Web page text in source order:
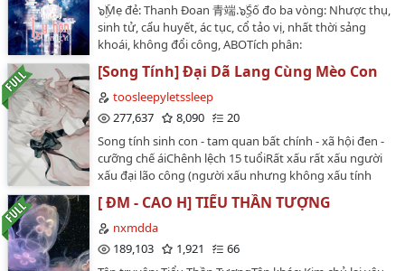
๖ۣۜMẹ đẻ: Thanh Đoan 青端.๖ۣۜSố đo ba vòng: Nhược thụ,
sinh tử, cẩu huyết, ác tục, cổ tảo vị, nhất thời sảng
khoái, không đổi công, ABOTích phân:
ưởng thọ theo sổ tử thần: Hoàn 58 tuổi + 0 lần chết
lâm sàn…
[Song Tính] Đại Dã Lang Cùng Mèo Con
toosleepyletssleep
277,637
8,090
20
Song tính sinh con - tam quan bất chính - xã hội đen -
cưỡng chế áiChênh lệch 15 tuổiRất xấu rất xấu người
xấu đại lão công (người xấu nhưng không xấu tính
cũng không xấu trai) X kiều khí mạo mỹ mèo con
thụTác giả: Tứ Mạt MạtNguồn QT: DuFengYu…
[ ĐM - CAO H] TIỂU THẦN TƯỢNG
nxmdda
189,103
1,921
66